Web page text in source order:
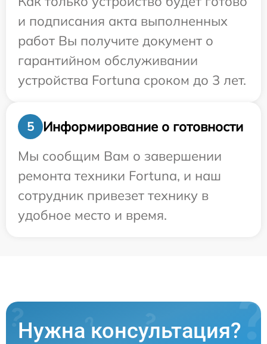
и подписания акта выполненных
работ Вы получите документ о
гарантийном обслуживании
устройства Fortuna сроком до 3 лет.
5
Информирование о готовности
Мы сообщим Вам о завершении
ремонта техники Fortuna, и наш
сотрудник привезет технику в
удобное место и время.
Нужна консультация?